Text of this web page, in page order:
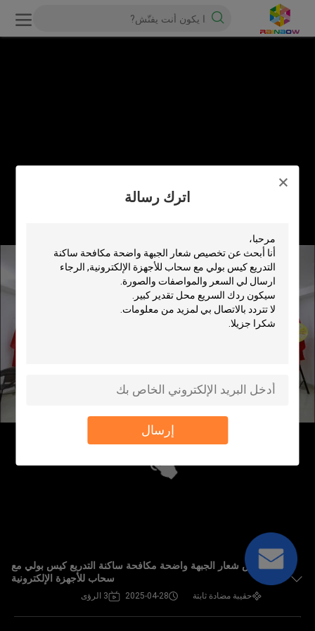
اترك رسالة
إرسال
تخصيص شعار الجبهة واضحة مكافحة ساكنة التدريع كيس بولي مع
سحاب للأجهزة الإلكترونية
حقيبة مضادة ثابتة 2025-04-28 3 الرؤى